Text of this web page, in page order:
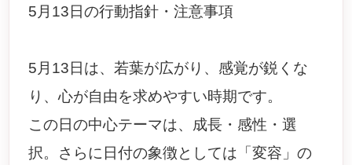
5月13日の行動指針・注意事項
5月13日は、若葉が広がり、感覚が鋭くな
り、心が自由を求めやすい時期です。
この日の中心テーマは、成長・感性・選
択。さらに日付の象徴としては「変容」の